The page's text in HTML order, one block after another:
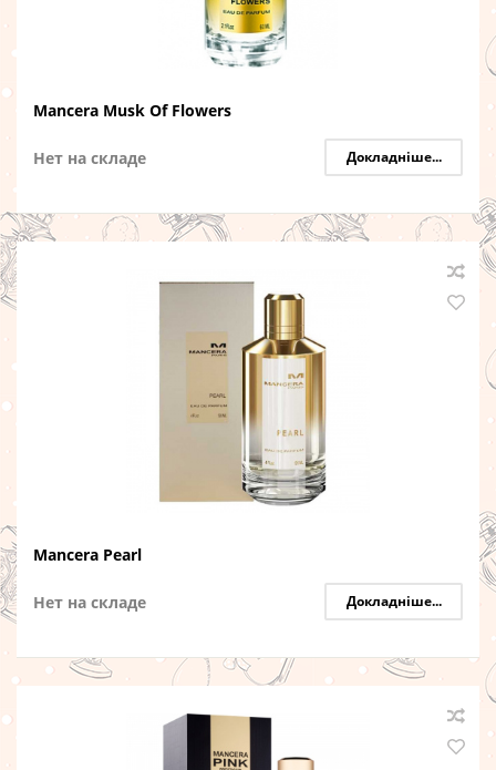
Mancera Musk Of Flowers
Нет на складе Докладніше...
Mancera Pearl
Нет на складе Докладніше...